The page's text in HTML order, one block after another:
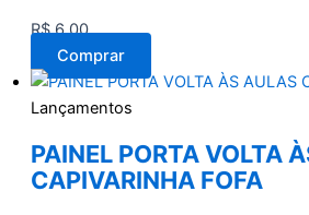
R$6,00
Comprar
Lançamentos
PAINEL PORTA VOLTA
CAPIVARINHA FOFA